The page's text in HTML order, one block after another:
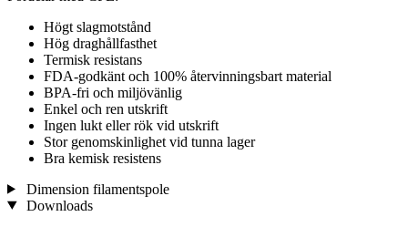
Högt slagmotstånd
Hög draghållfasthet
Termisk resistans
FDA-godkänt och 100% återvinningsbart material
BPA-fri och miljövänlig
Enkel och ren utskrift
Ingen lukt eller rök vid utskrift
Stor genomskinlighet vid tunna lager
Bra kemisk resistens
Dimension filamentspole
Downloads